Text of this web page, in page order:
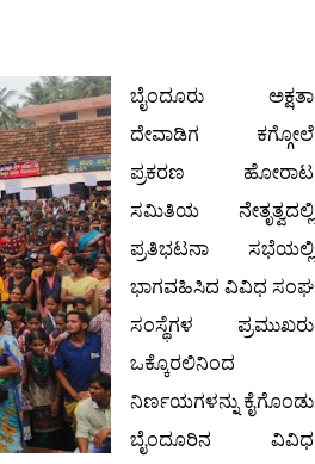
ಬೈಂದೂರು ಅಕ್ಷತಾ
ದೇವಾಡಿಗ ಕಗ್ಗೋಲೆ
ಪ್ರಕರಣ ಹೋರಾಟ
ಸಮಿತಿಯ ನೇತೃತ್ವದಲ್ಲಿ
ಪ್ರತಿಭಟನಾ ಸಭೆಯಲ್ಲಿ
ಭಾಗವಹಿಸಿದ ವಿವಿಧ ಸಂಘ
ಸಂಸ್ಥೆಗಳ ಪ್ರಮುಖರು
ಒಕ್ಕೊರಲಿನಿಂದ
ನಿರ್ಣಯಗಳನ್ನು ಕೈಗೊಂಡು
ಬೈಂದೂರಿನ ವಿವಿಧ